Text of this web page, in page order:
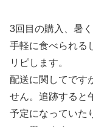
3回目の購入、暑
手軽に食べられる
リピします。
配送に関してです
せん。追跡すると
予定になっていた